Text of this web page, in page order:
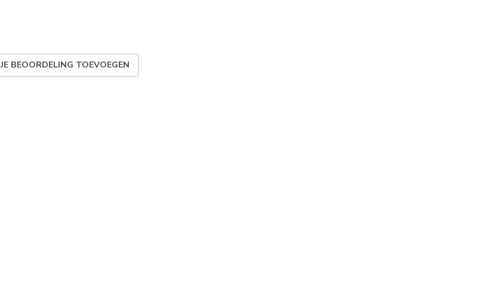
JE BEOORDELING TOEVOEGEN